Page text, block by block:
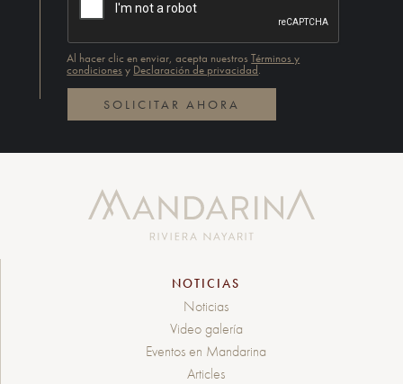
Al hacer clic en enviar, acepta nuestrosTérminos y
condiciones y Declaración de privacidad.
NOTICIAS
Noticias
Video galería
Eventos en Mandarina
Articles